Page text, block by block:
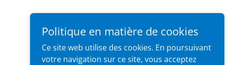
Politique en matière de cookies
Ce site web utilise des cookies. En poursuivant
votre navigation sur ce site, vous acceptez